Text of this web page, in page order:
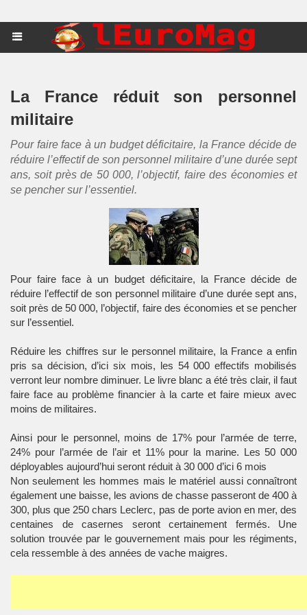
La France réduit son personnel
militaire
Pour faire face à un budget déficitaire, la France décide de
réduire l’effectif de son personnel militaire d’une durée sept
ans, soit près de 50 000, l’objectif, faire des économies et
se pencher sur l’essentiel.
Pour faire face à un budget déficitaire, la France décide de
réduire l’effectif de son personnel militaire d’une durée sept ans,
soit près de 50 000, l’objectif, faire des économies et se pencher
sur l’essentiel.
Réduire les chiffres sur le personnel militaire, la France a enfin
pris sa décision, d’ici six mois, les 54 000 effectifs mobilisés
verront leur nombre diminuer. Le livre blanc a été très clair, il faut
faire face au problème financier à la carte et faire mieux avec
moins de militaires.
Ainsi pour le personnel, moins de 17% pour l’armée de terre,
24% pour l’armée de l’air et 11% pour la marine. Les 50 000
déployables aujourd’hui seront réduit à 30 000 d’ici 6 mois
Non seulement les hommes mais le matériel aussi connaîtront
également une baisse, les avions de chasse passeront de 400 à
300, plus que 250 chars Leclerc, pas de porte avion en mer, des
centaines de casernes seront certainement fermés. Une
solution trouvée par le gouvernement mais pour les régiments,
cela ressemble à des années de vache maigres.